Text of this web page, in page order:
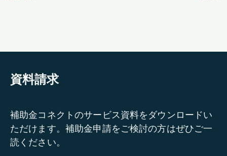
資料請求
補助金コネクトのサービス資料をダウンロードい
ただけます。補助金申請をご検討の方はぜひご一
読ください。